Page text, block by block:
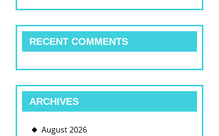
RECENT COMMENTS
ARCHIVES
August 2026